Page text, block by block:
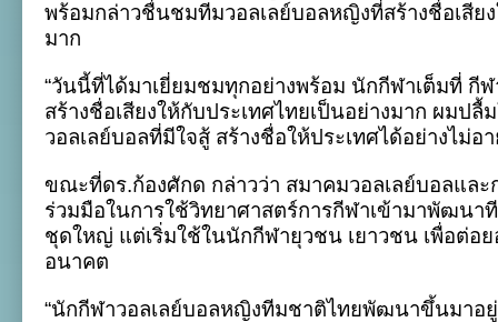
พร้อมกล่าวชื่นชมทีมวอลเลย์บอลหญิงที่สร้างชื่อเสีย
มาก
“วันนี้ที่ได้มาเยี่ยมชมทุกอย่างพร้อม นักกีฬาเต็มที่ กี
สร้างชื่อเสียงให้กับประเทศไทยเป็นอย่างมาก ผมป
วอลเลย์บอลที่มีใจสู้ สร้างชื่อให้ประเทศได้อย่างไม่อา
ขณะที่ดร.ก้องศักด กล่าวว่า สมาคมวอลเลย์บอลและ
ร่วมมือในการใช้วิทยาศาสตร์การกีฬาเข้ามาพัฒนา
ชุดใหญ่ แต่เริ่มใช้ในนักกีฬายุวชน เยาวชน เพื่อต่
อนาคต
“นักกีฬาวอลเลย์บอลหญิงทีมชาติไทยพัฒนาขึ้นมาอยู่